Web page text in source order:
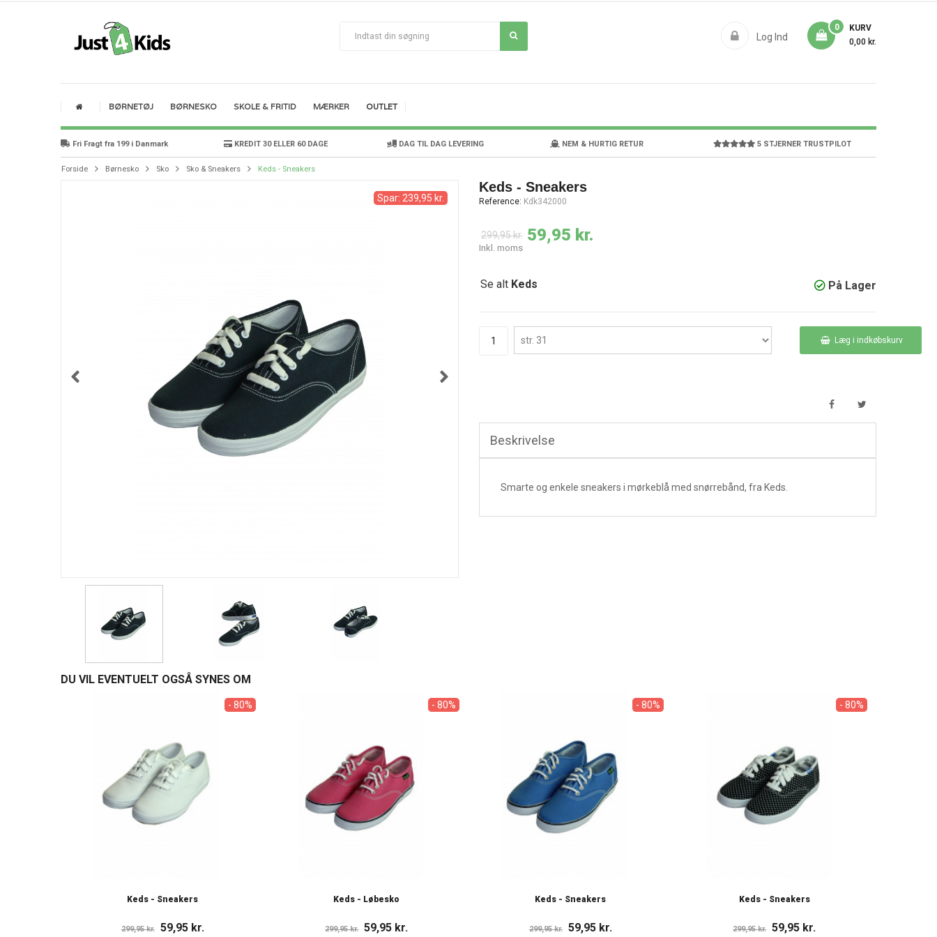
Log Ind
KURV
0
0,00 kr.
BØRNETØJ BØRNESKO SKOLE & FRITID MÆRKER OUTLET
Fri Fragt fra 199 i Danmark KREDIT 30 ELLER 60 DAGE DAG TIL DAG LEVERING NEM & HURTIG RETUR 5 STJERNER TRUSTPILOT
Forside Børnesko Sko Sko & Sneakers Keds - Sneakers
Spar: 239,95 kr.
Keds - Sneakers
Reference: Kdk342000
299,95 kr. 59,95 kr.
Inkl. moms
Se alt Keds På Lager
Læg i indkøbskurv
Beskrivelse
Smarte og enkele sneakers i mørkeblå med snørrebånd, fra Keds.
DU VIL EVENTUELT OGSÅ SYNES OM
- 80%
Keds - Sneakers
299,95 kr. 59,95 kr.
- 80%
Keds - Løbesko
299,95 kr. 59,95 kr.
- 80%
Keds - Sneakers
299,95 kr. 59,95 kr.
- 80%
Keds - Sneakers
299,95 kr. 59,95 kr.